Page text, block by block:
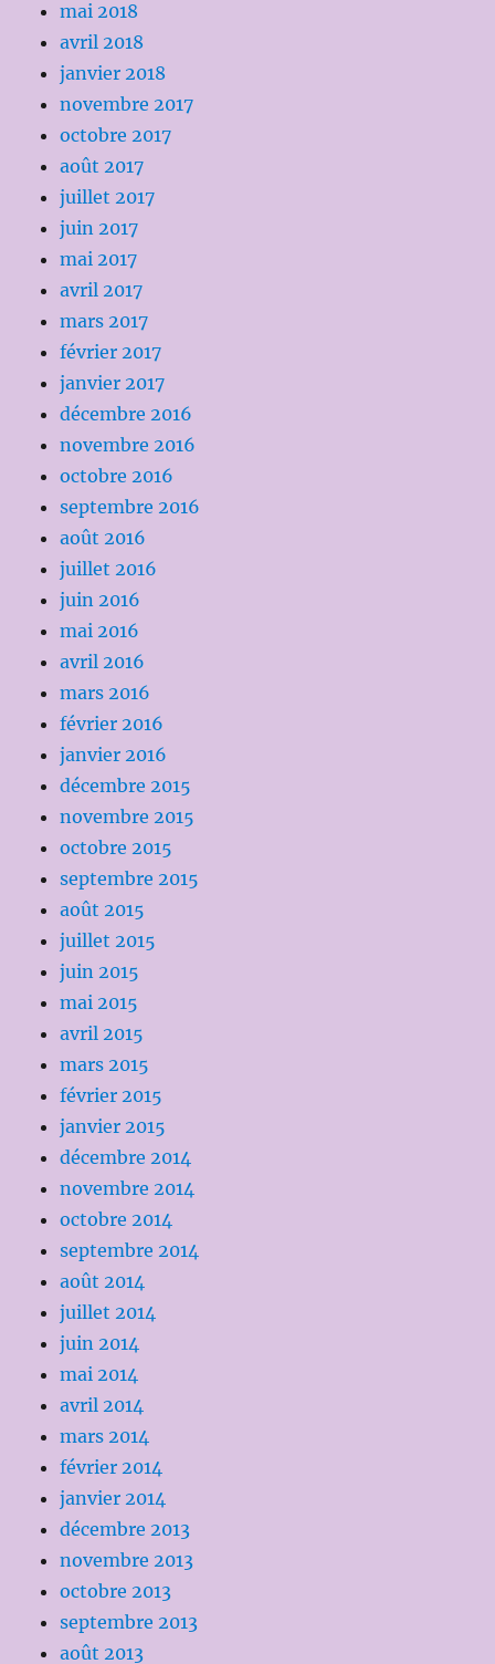
mai 2018
avril 2018
janvier 2018
novembre 2017
octobre 2017
août 2017
juillet 2017
juin 2017
mai 2017
avril 2017
mars 2017
février 2017
janvier 2017
décembre 2016
novembre 2016
octobre 2016
septembre 2016
août 2016
juillet 2016
juin 2016
mai 2016
avril 2016
mars 2016
février 2016
janvier 2016
décembre 2015
novembre 2015
octobre 2015
septembre 2015
août 2015
juillet 2015
juin 2015
mai 2015
avril 2015
mars 2015
février 2015
janvier 2015
décembre 2014
novembre 2014
octobre 2014
septembre 2014
août 2014
juillet 2014
juin 2014
mai 2014
avril 2014
mars 2014
février 2014
janvier 2014
décembre 2013
novembre 2013
octobre 2013
septembre 2013
août 2013